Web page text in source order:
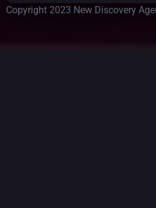
Copyright 2023 New Discovery